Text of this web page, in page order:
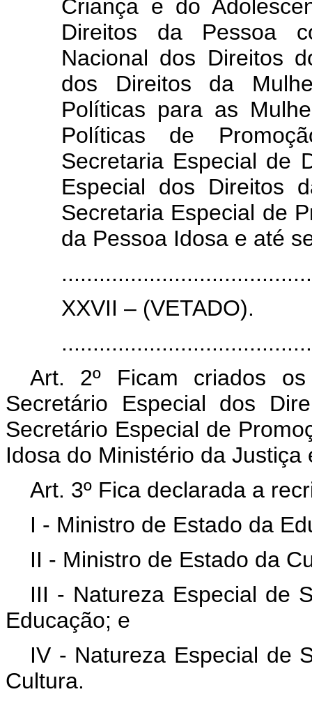
Criança e do
Direitos da Pessoa
Nacional dos Direitos
dos Direitos da
Políticas para as
Políticas de
Secretaria Especial de
Especial dos Direitos
Secretaria Especial de
da Pessoa Idosa e até
XXVII – (VETADO).
Art. 2º Ficam criados
Secretário Especial dos
Secretário Especial de
Idosa do Ministério da Justiça
Art. 3º Fica declarada a
I - Ministro de Estado da
II - Ministro de Estado da
III - Natureza Especial de
Educação; e
IV - Natureza Especial de
Cultura.